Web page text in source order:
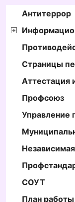
Антитеррор
Страницы
Аттестация
Профсоюз
Управление
СОУТ
План